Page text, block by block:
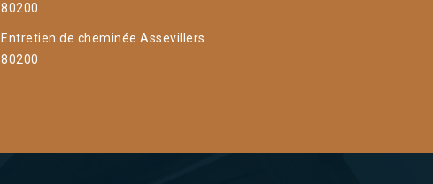
80200
Entretien de cheminée Assevillers
80200